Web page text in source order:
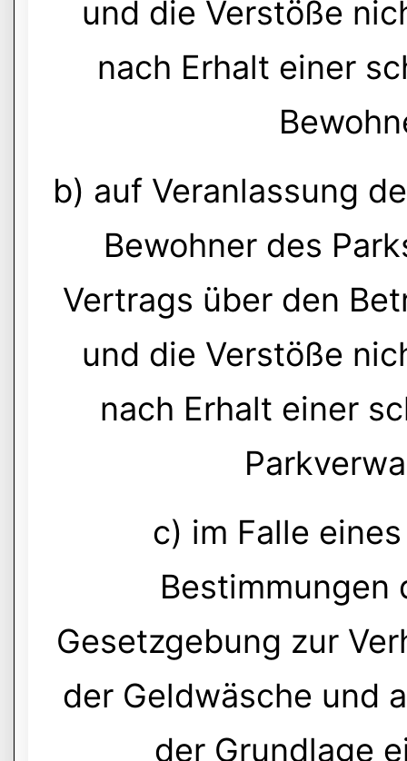
und die Verstöße
nach Erhalt einer
b) auf Veranlassung
Bewohner des
Vertrags über den
und die Verstöße
nach Erhalt einer
c) im Falle
Bestimmungen
Gesetzgebung zur
der Geldwäsche und
der Grundlage